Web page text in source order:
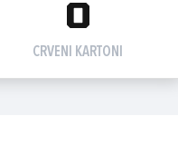
0
CRVENI KARTONI